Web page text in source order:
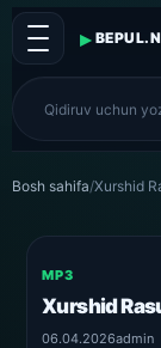
▸
Bosh sahifa/Xurshid
MP3
Xurshid
06.04.2026admin